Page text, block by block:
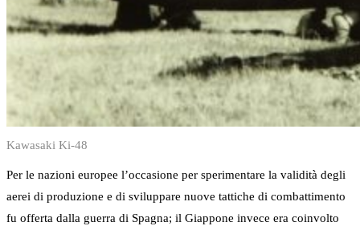
Kawasaki Ki-48
Per le nazioni europee l’occasione per sperimentare la validità degli
aerei di produzione e di sviluppare nuove tattiche di combattimento
fu offerta dalla guerra di Spagna; il Giappone invece era coinvolto